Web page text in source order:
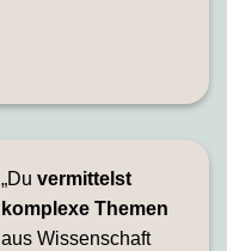
„Du vermittelst
komplexe Themen
aus Wissenschaft